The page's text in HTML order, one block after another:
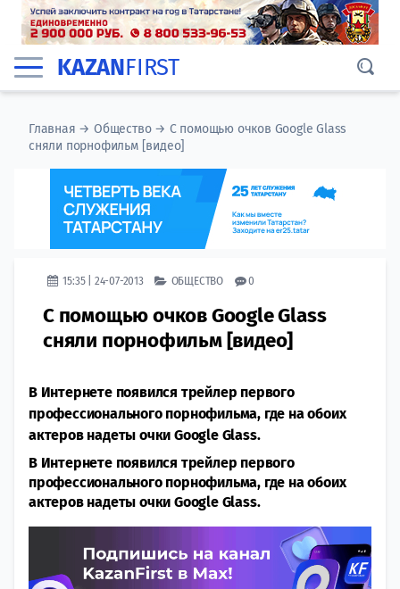
KAZANFIRST
Главная →Общество→ С помощью очков Google Glass
сняли порнофильм [видео]
15:35 | 24-07-2013 ОБЩЕСТВО 0
С помощью очков Google Glass
сняли порнофильм [видео]
В Интернете появился трейлер первого
профессионального порнофильма, где на обоих
актеров надеты очки Google Glass.
В Интернете появился трейлер первого
профессионального порнофильма, где на обоих
актеров надеты очки Google Glass.